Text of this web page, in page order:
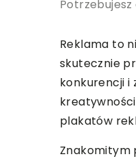
Reklama to
skutecznie
konkurencji i
plakatów
Znakomitym